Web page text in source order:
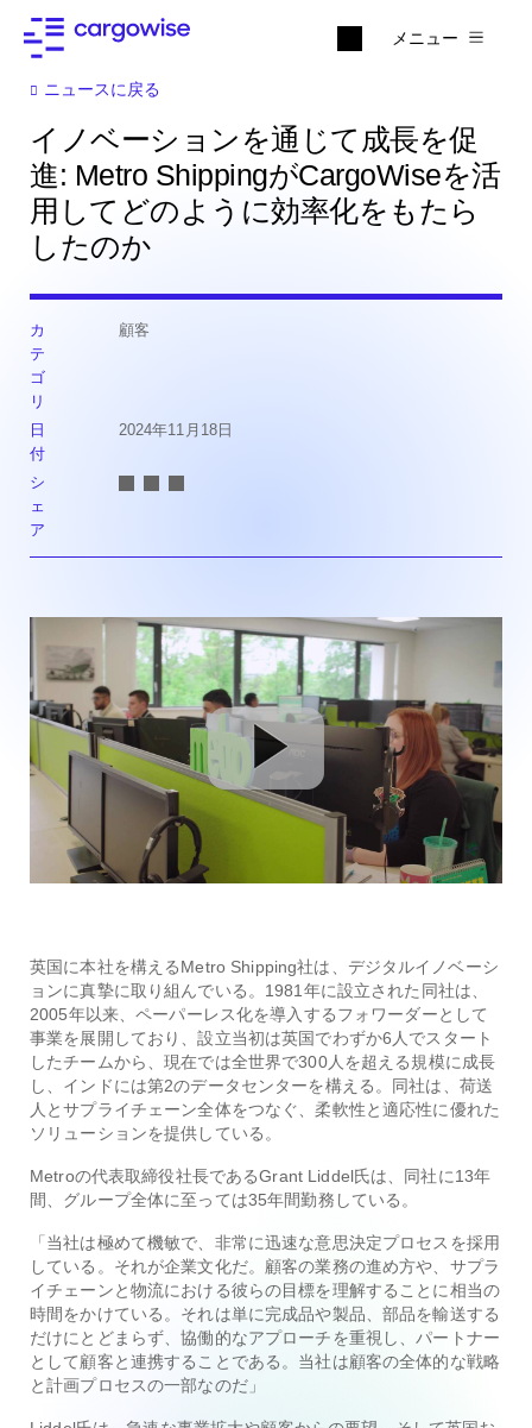
メニュー
ニュースに戻る
イノベーションを通じて成長を促
進: Metro ShippingがCargoWiseを活
用してどのように効率化をもたら
したのか
カ
テ
ゴ
リ
顧客
日
付
2024年11月18日
シ
ェ
ア
英国に本社を構えるMetro Shipping社は、デジタルイノベーシ
ョンに真摯に取り組んでいる。1981年に設立された同社は、
2005年以来、ペーパーレス化を導入するフォワーダーとして
事業を展開しており、設立当初は英国でわずか6人でスタート
したチームから、現在では全世界で300人を超える規模に成長
し、インドには第2のデータセンターを構える。同社は、荷送
人とサプライチェーン全体をつなぐ、柔軟性と適応性に優れた
ソリューションを提供している。
Metroの代表取締役社長であるGrant Liddel氏は、同社に13年
間、グループ全体に至っては35年間勤務している。
「当社は極めて機敏で、非常に迅速な意思決定プロセスを採用
している。それが企業文化だ。顧客の業務の進め方や、サプラ
イチェーンと物流における彼らの目標を理解することに相当の
時間をかけている。それは単に完成品や製品、部品を輸送する
だけにとどまらず、協働的なアプローチを重視し、パートナー
として顧客と連携することである。当社は顧客の全体的な戦略
と計画プロセスの一部なのだ」